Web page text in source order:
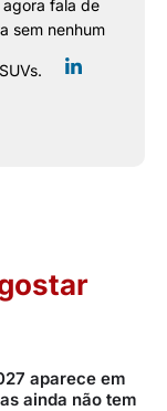
fala de
sem nenhum
aparece em
ainda não tem